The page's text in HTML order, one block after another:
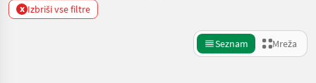
x Izbriši vse filtre
Seznam Mreža